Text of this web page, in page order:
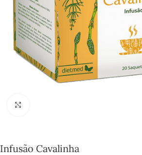
Infusão Cavalinha